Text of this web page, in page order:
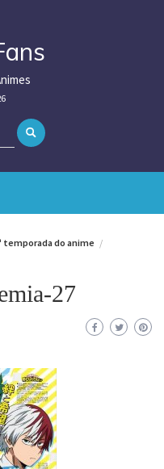
temporada do anime
27